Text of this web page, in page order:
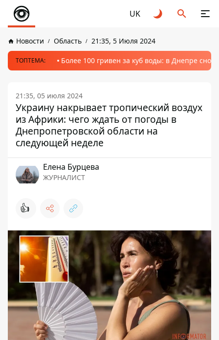
UK
Новости Область 21:35, 5 Июля 2024
ТОПТЕМА: Более 100 гривен за куб воды: в Днепре
21:35, 05 июля 2024
Украину накрывает тропический воздух
из Африки: чего ждать от погоды в
Днепропетровской области на
следующей неделе
Елена Бурцева
ЖУРНАЛИСТ
👍